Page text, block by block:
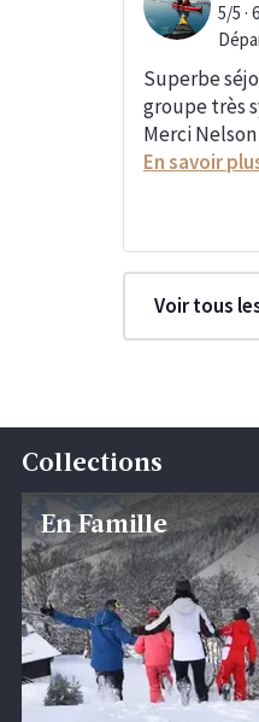
5/5 ·
Superbe
groupe très
Merci
En savoir
Voir tous
Collections
En Famille